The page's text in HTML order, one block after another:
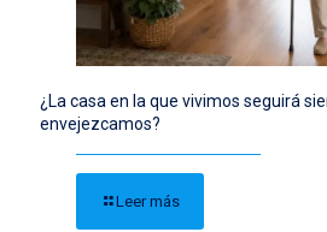
¿La casa en la que vivimos seguirá
envejezcamos?
Leer más